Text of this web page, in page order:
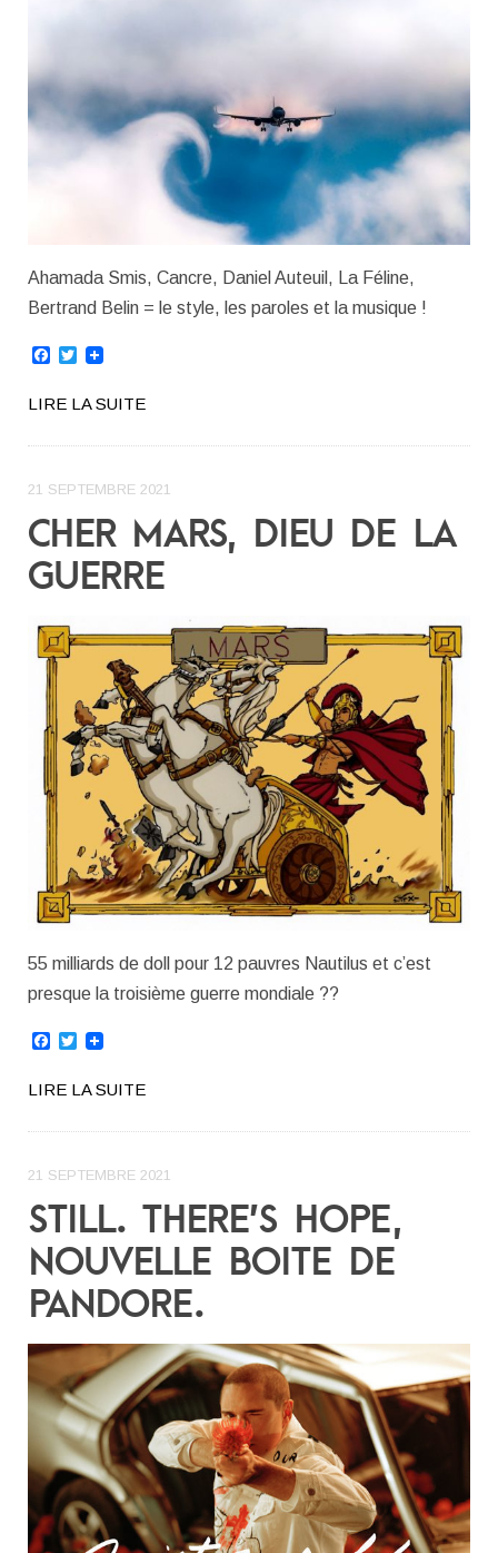
Ahamada Smis, Cancre, Daniel Auteuil, La Féline,
Bertrand Belin = le style, les paroles et la musique !
Facebook
Twitter
LIRE LA SUITE
21 SEPTEMBRE 2021
CHER MARS, DIEU DE LA
GUERRE
55 milliards de doll pour 12 pauvres Nautilus et c’est
presque la troisième guerre mondiale ??
Facebook
Twitter
LIRE LA SUITE
21 SEPTEMBRE 2021
STILL. THERE’S HOPE,
NOUVELLE BOITE DE
PANDORE.